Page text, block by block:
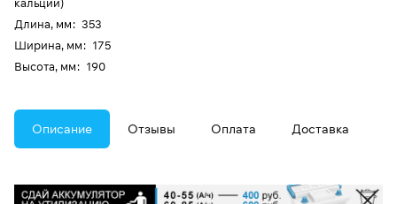
Длина, мм: 353
Ширина, мм: 175
Высота, мм: 190
Описание Отзывы Оплата Доставка